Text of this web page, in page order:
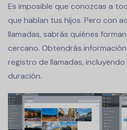
Es imposible que conozcas a
que hablan tus hijos. Pero con
llamadas, sabrás quiénes
cercano. Obtendrás
registro de llamadas,
duración.